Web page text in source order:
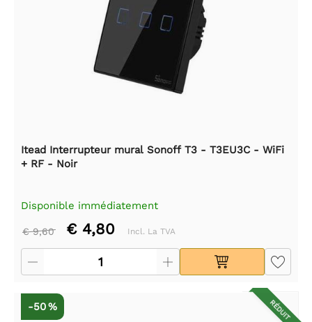
Itead Interrupteur mural Sonoff T3 - T3EU3C - WiFi
+ RF - Noir
Disponible immédiatement
€ 9,60 € 4,80 Incl. La TVA
RÉDUIT
-50 %